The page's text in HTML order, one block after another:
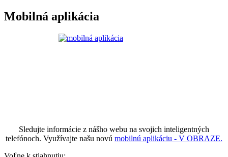
Mobilná aplikácia
Sledujte informácie z nášho webu na svojich inteligentných
telefónoch. Využívajte našu novú mobilnú aplikáciu - V OBRAZE.